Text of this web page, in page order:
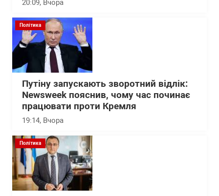
20:09, Вчора
Політика
Путіну запускають зворотний відлік:
Newsweek пояснив, чому час починає
працювати проти Кремля
19:14, Вчора
Політика